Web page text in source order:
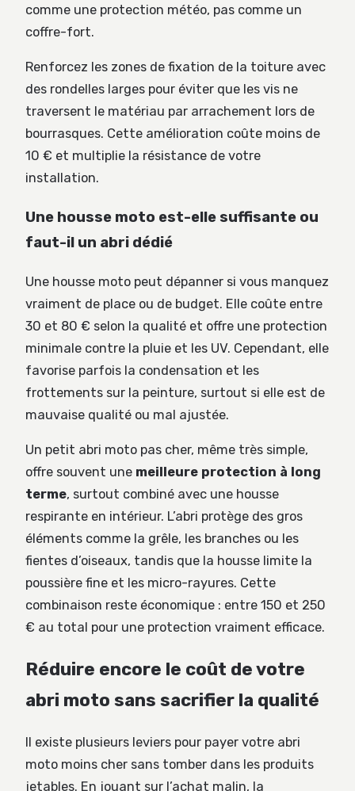
comme une protection météo, pas comme un
coffre-fort.
Renforcez les zones de fixation de la toiture avec
des rondelles larges pour éviter que les vis ne
traversent le matériau par arrachement lors de
bourrasques. Cette amélioration coûte moins de
10 € et multiplie la résistance de votre
installation.
Une housse moto est-elle suffisante ou
faut-il un abri dédié
Une housse moto peut dépanner si vous manquez
vraiment de place ou de budget. Elle coûte entre
30 et 80 € selon la qualité et offre une protection
minimale contre la pluie et les UV. Cependant, elle
favorise parfois la condensation et les
frottements sur la peinture, surtout si elle est de
mauvaise qualité ou mal ajustée.
Un petit abri moto pas cher, même très simple,
offre souvent une meilleure protection à long
terme, surtout combiné avec une housse
respirante en intérieur. L’abri protège des gros
éléments comme la grêle, les branches ou les
fientes d’oiseaux, tandis que la housse limite la
poussière fine et les micro-rayures. Cette
combinaison reste économique : entre 150 et 250
€ au total pour une protection vraiment efficace.
Réduire encore le coût de votre
abri moto sans sacrifier la qualité
Il existe plusieurs leviers pour payer votre abri
moto moins cher sans tomber dans les produits
jetables. En jouant sur l’achat malin, la